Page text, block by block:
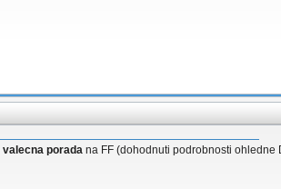
valecna porada na FF (dohodnuti podrobnosti ohledne